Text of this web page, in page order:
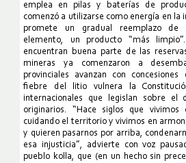
emplea en pilas y baterías de
comenzó a utilizarse como energía en
promete un gradual reemplazo de
elemento, un producto “más
encuentran buena parte de las
mineras ya comenzaron a
provinciales avanzan con
fiebre del litio vulnera la
internacionales que legislan sobre el
originarios. “Hace siglos que
cuidando el territorio y vivimos en
y quieren pasarnos por arriba,
esa injusticia”, advierte con voz
pueblo kolla, que (en un hecho sin